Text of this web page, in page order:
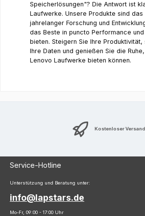
Speicherlösungen"? Die Antwort ist
Laufwerke. Unsere Produkte sind das
jahrelanger Forschung und
das Beste in puncto Performance
bieten. Steigern Sie Ihre Produktivität,
Ihre Daten und genießen Sie die
Lenovo Laufwerke bieten können.
Kostenloser
Service-Hotline
Unterstützung und Beratung unter:
info@lapstars.de
Mo-Fr, 09:00 - 17:00 Uhr